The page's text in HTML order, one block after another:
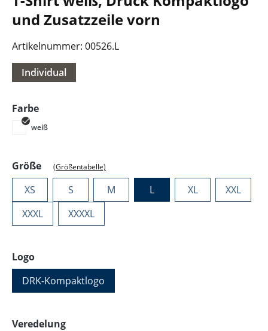
und Zusatzzeile vorn
Artikelnummer: 00526.L
Individual
Farbeauswählen
weiß
Größeauswählen
(Größentabelle)
XS S M L XL
XXL
XXXL
XXXXL
Logoauswählen
DRK-Kompaktlogo
Veredelungauswählen